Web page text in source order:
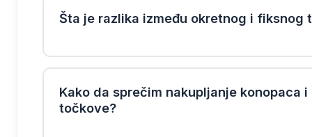
Šta je razlika između okretnog i fiksnog
Kako da sprečim nakupljanje konopaca
točkove?